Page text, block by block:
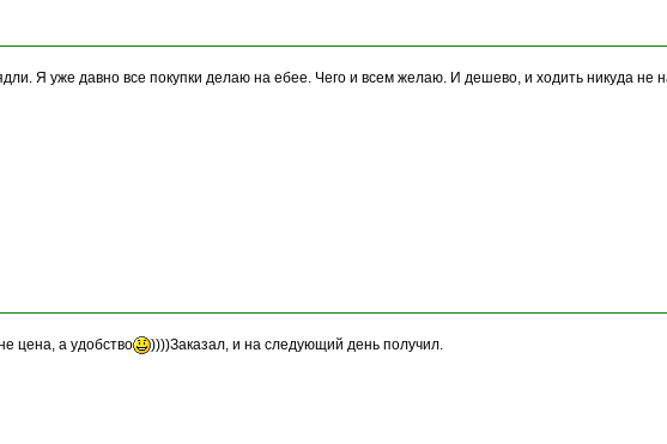
Я уже давно все покупки делаю на ебее. Чего и всем желаю. И дешево, и ходить никуда не
цена, а удобство ))))Заказал, и на следующий день получил.